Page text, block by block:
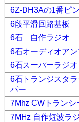
6Z-DH3Aの1番ピ
6段平滑回路基板
6石 自作ラジオ
6石オーディオアン
6石スーパーラジ
6石トランジス
パー
7Mhz CWトラン
7MHz 自作短波ラ